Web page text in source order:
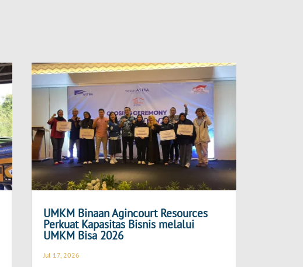
UMKM Binaan Agincourt Resources
Perkuat Kapasitas Bisnis melalui
UMKM Bisa 2026
Jul 17, 2026